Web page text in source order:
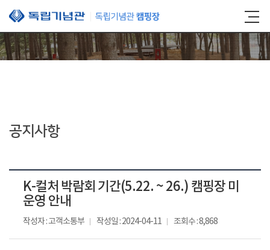
본문 바로가기
공지사항
K-컬처 박람회 기간(5.22. ~ 26.) 캠핑장 미
운영 안내
작성자 : 고객소통부 작성일 : 2024-04-11 조회수 : 8,868